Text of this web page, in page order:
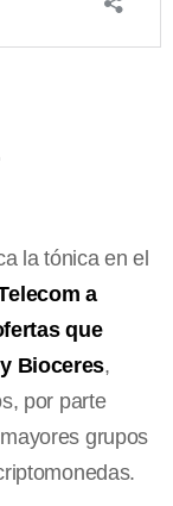
la tónica en el
a
que
Bioceres,
por parte
grupos